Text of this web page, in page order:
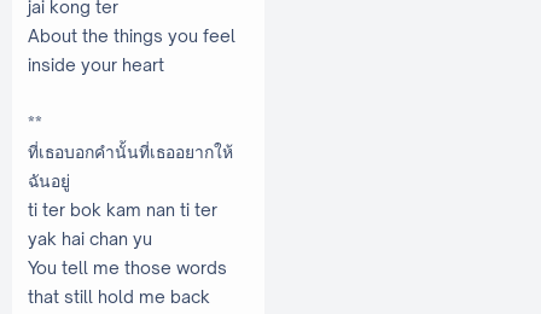
jai kong ter
About the things you feel
inside your heart
**
ที่เธอบอกคำนั้นที่เธออยากให้
ฉันอยู่
ti ter bok kam nan ti ter
yak hai chan yu
You tell me those words
that still hold me back